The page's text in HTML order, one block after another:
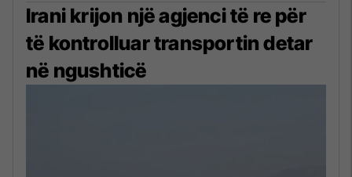
Irani krijon një agjenci të re për
të kontrolluar transportin detar
në ngushticë